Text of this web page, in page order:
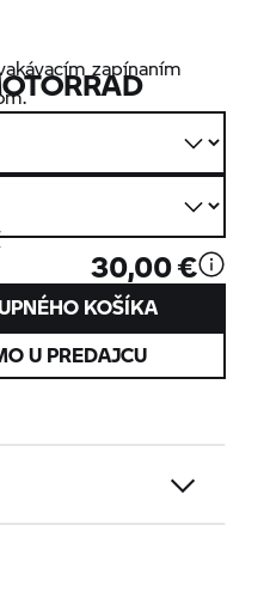
zapínaním
30,00 €
KOŠÍKA
U PREDAJCU